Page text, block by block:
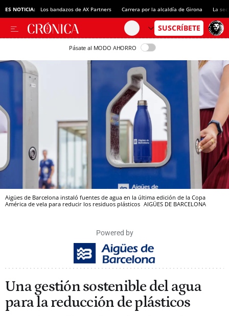
ES NOTICIA: Los bandazos de AX Partners Carrera por la alcaldía de Girona La
Pásate al MODO AHORRO
Aigües de Barcelona instaló fuentes de agua en la última edición de la Copa
América de vela para reducir los residuos plásticos AIGÜES DE BARCELONA
Powered by
Una gestión sostenible del agua
para la reducción de plásticos